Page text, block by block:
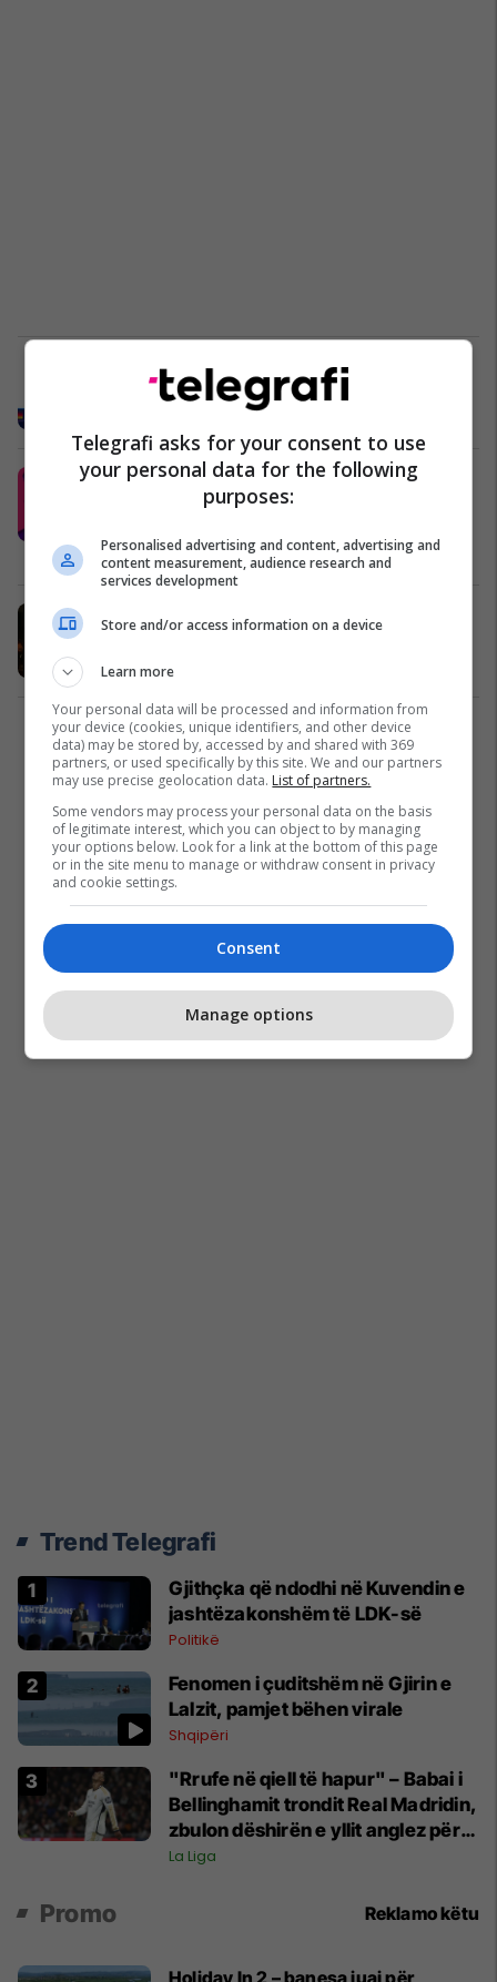
Në Prishtinë organizohet festë
madhështore për mërgatën
28/07/2024
Në Sunny Hill do të performojnë
emrat më të njohur të hip-hop
Ghetto Geasy dhe Capital T
Muzikë 13/07/2024
“Tortura” bashkon Dhurata Dorën,
Muzikë
1
Trend Telegrafi
Gjithçka që ndodhi në Kuvendin e
jashtëzakonshëm të LDK-së
Politikë
Fenomen i çuditshëm në Gjirin e
Lalzit, pamjet bëhen virale
Shqipëri
"Rrufe në qiell të hapur" – Babai i
Bellinghamit trondit Real Madridin,
zbulon dëshirën e yllit anglez për
largim
La Liga
Promo Reklamo këtu
Holiday In 2 – banesa juaj për
Telegrafi asks for your consent to use
your personal data for the following
purposes:
Personalised advertising and content, advertising and
content measurement, audience research and
services development
Store and/or access information on a device
Learn more
Your personal data will be processed and information from
your device (cookies, unique identifiers, and other device
data) may be stored by, accessed by and shared with 369
partners, or used specifically by this site. We and our partners
may use precise geolocation data. List of partners.
Some vendors may process your personal data on the basis
of legitimate interest, which you can object to by managing
your options below. Look for a link at the bottom of this page
or in the site menu to manage or withdraw consent in privacy
and cookie settings.
Consent
Manage options